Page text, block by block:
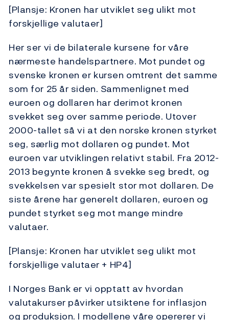
[Plansje: Kronen har utviklet seg ulikt mot
forskjellige valutaer]
Her ser vi de bilaterale kursene for våre
nærmeste handelspartnere. Mot pundet og
svenske kronen er kursen omtrent det samme
som for 25 år siden. Sammenlignet med
euroen og dollaren har derimot kronen
svekket seg over samme periode. Utover
2000-tallet så vi at den norske kronen styrket
seg, særlig mot dollaren og pundet. Mot
euroen var utviklingen relativt stabil. Fra 2012-
2013 begynte kronen å svekke seg bredt, og
svekkelsen var spesielt stor mot dollaren. De
siste årene har generelt dollaren, euroen og
pundet styrket seg mot mange mindre
valutaer.
[Plansje: Kronen har utviklet seg ulikt mot
forskjellige valutaer + HP4]
I Norges Bank er vi opptatt av hvordan
valutakurser påvirker utsiktene for inflasjon
og produksjon. I modellene våre opererer vi